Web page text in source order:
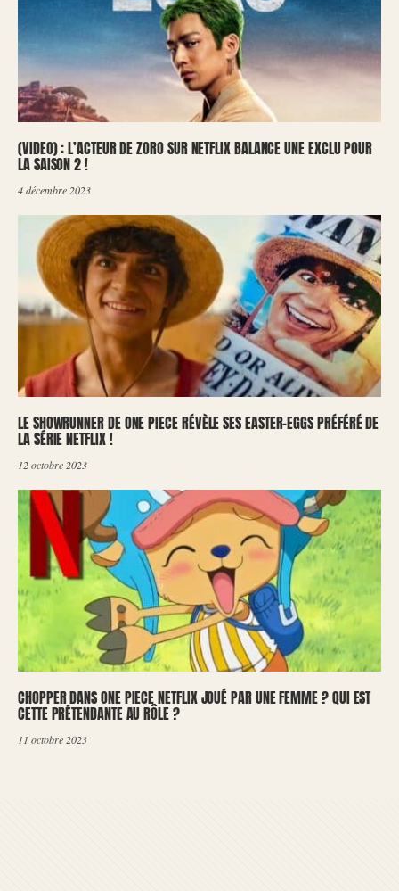
(VIDEO) : L’ACTEUR DE ZORO SUR NETFLIX BALANCE UNE EXCLU POUR
LA SAISON 2 !
4 décembre 2023
LE SHOWRUNNER DE ONE PIECE RÉVÈLE SES EASTER-EGGS PRÉFÉRÉ DE
LA SÉRIE NETFLIX !
12 octobre 2023
CHOPPER DANS ONE PIECE NETFLIX JOUÉ PAR UNE FEMME ? QUI EST
CETTE PRÉTENDANTE AU RÔLE ?
11 octobre 2023